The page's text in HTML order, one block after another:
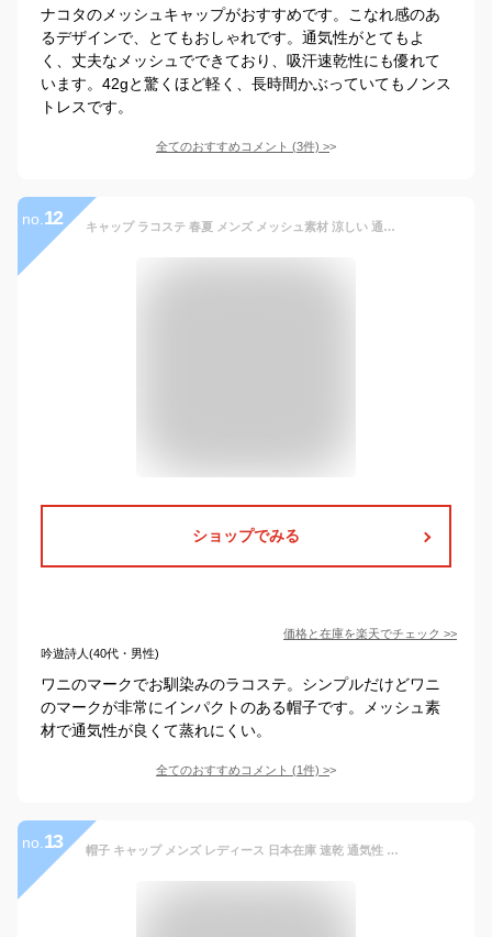
ナコタのメッシュキャップがおすすめです。こなれ感のあ
るデザインで、とてもおしゃれです。通気性がとてもよ
く、丈夫なメッシュでできており、吸汗速乾性にも優れて
います。42gと驚くほど軽く、長時間かぶっていてもノンス
トレスです。
全てのおすすめコメント (3件) >
no. 12 キャップ ラコステ 春夏 メンズ メッシュ素材 涼しい 通気性が良い LACOSTE 帽子 キャップ CAP ツイル インターロックウォーター スポーツ アウトドア シンプル ロゴキャップ ワニ ブランド Mサイズ Lサイズ 58cm 男女兼用 ベージュ [ cap ] 男性 帽子 プレゼント 父の日
ショップでみる
価格と在庫を楽天でチェック >>
吟遊詩人(40代・男性)
ワニのマークでお馴染みのラコステ。シンプルだけどワニ
のマークが非常にインパクトのある帽子です。メッシュ素
材で通気性が良くて蒸れにくい。
全てのおすすめコメント (1件) >
no. 13 帽子 キャップ メンズ レディース 日本在庫 速乾 通気性 野球帽 ゴルフ 無地 シンプル 春夏 日よけ帽子 UVカット 6色 スポーツ 散歩 登山 遠足 旅行 小顔効果 運動会 夏物